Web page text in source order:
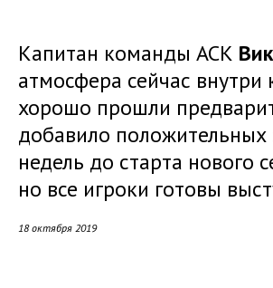
Капитан команды АСК
атмосфера сейчас
хорошо прошли
добавило
недель до старта нового
но все игроки готовы
18 октября 2019